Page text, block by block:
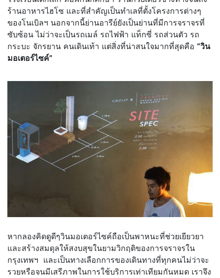
ร้านอาหารไฮโซ และที่สำคัญเป็นทำเลที่ตั้งโครงการต่างๆ
ของโนเบิลฯ นอกจากนี้ย่านอารีย์ยังเป็นย่านที่มีการจราจรที่
ซับซ้อน ไม่ว่าจะเป็นรถเมล์ รถไฟฟ้า แท็กซี่ รถส่วนตัว รถ
กระบะ จักรยาน คนเดินเท้า แต่สิ่งที่น่าสนใจมากที่สุดคือ “วิน
มอเตอร์ไซค์”
หากลองคิดดูดีๆวินมอเตอร์ไซค์ถือเป็นพาหนะที่ช่วยเยียวยา
และสร้างสมดุลให้สงบสุขในยามวิกฤติของการจราจรใน
กรุงเทพฯ และเป็นทางเลือกการของเดินทางที่ทุกคนไม่ว่าจะ
รวยหรือจนมีเสรีภาพในการใช้บริการเท่าเทียมกันหมด เราจึง